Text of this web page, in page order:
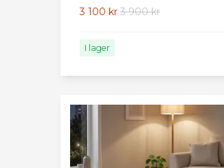
3 100 kr 3 900 kr
I lager